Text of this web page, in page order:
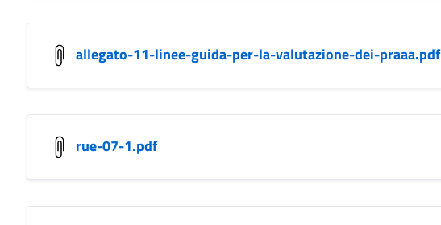
allegato-11-linee-guida-per-la-valutazione-dei-praaa.pdf
rue-07-1.pdf